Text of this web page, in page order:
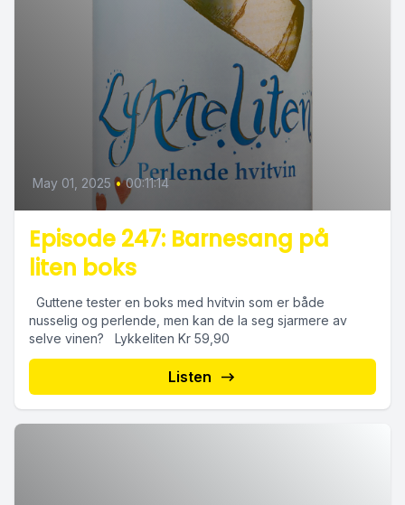
May 01, 2025 • 00:11:14
Episode 247: Barnesang på
liten boks
Guttene tester en boks med hvitvin som er både
nusselig og perlende, men kan de la seg sjarmere av
selve vinen? Lykkeliten Kr 59,90
Listen